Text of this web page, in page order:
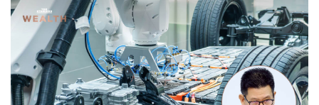
140
ABOUT THE AUTHOR